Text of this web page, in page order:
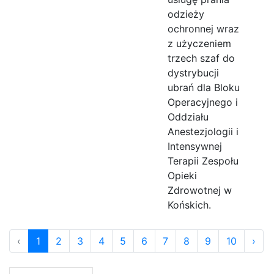
odzieży
ochronnej wraz
z użyczeniem
trzech szaf do
dystrybucji
ubrań dla Bloku
Operacyjnego i
Oddziału
Anestezjologii i
Intensywnej
Terapii Zespołu
Opieki
Zdrowotnej w
Końskich.
‹ 1 2 3 4 5 6 7 8 9 10 ›